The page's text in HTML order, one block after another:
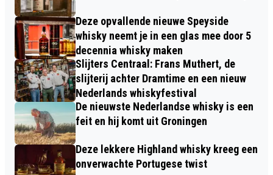
Deze opvallende nieuwe Speyside
whisky neemt je in een glas mee door 5
decennia whisky maken
Slijters Centraal: Frans Muthert, de
slijterij achter Dramtime en een nieuw
Nederlands whiskyfestival
De nieuwste Nederlandse whisky is een
feit en hij komt uit Groningen
Deze lekkere Highland whisky kreeg een
onverwachte Portugese twist